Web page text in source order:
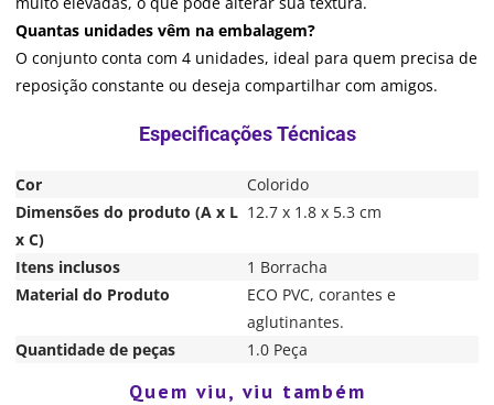
Quantas unidades vêm na embalagem?
O conjunto conta com 4 unidades, ideal para quem precisa de
reposição constante ou deseja compartilhar com amigos.
Cor
Colorido
Dimensões do produto (A x L
x C)
12.7 x 1.8 x 5.3 cm
Itens inclusos
1 Borracha
Material do Produto
ECO PVC, corantes e
aglutinantes.
Quantidade de peças
1.0 Peça
Quem viu, viu também